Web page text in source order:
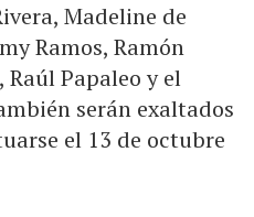
Madeline de
Ramos, Ramón
Raúl Papaleo y el
serán exaltados
el 13 de octubre